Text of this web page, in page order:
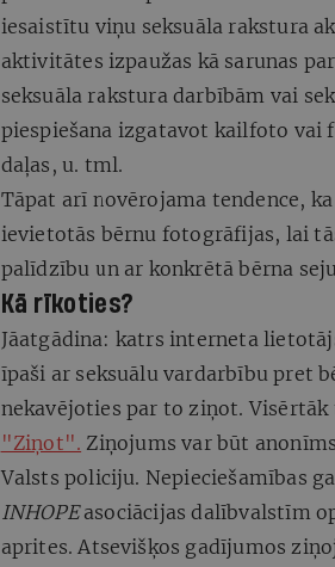
iesaistītu viņu seksuāla rakstura
aktivitātes izpaužas kā sarunas
seksuāla rakstura darbībām vai
piespiešana izgatavot kailfoto
daļas, u. tml.
Tāpat arī novērojama tendence,
ievietotās bērnu fotogrāfijas, lai
palīdzību un ar konkrētā bērna
Kā rīkoties?
Jāatgādina: katrs interneta
īpaši ar seksuālu vardarbību pret
nekavējoties par to ziņot. Visērtāk
"Ziņot". Ziņojums var būt
Valsts policiju. Nepieciešamības
INHOPEasociācijas dalībvalstīm
aprites. Atsevišķos gadījumos